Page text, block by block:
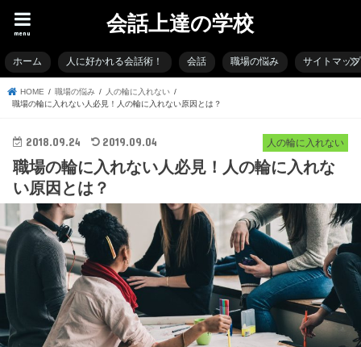
会話上達の学校
menu
ホーム 人に好かれる会話術！ 会話 職場の悩み サイトマップ
HOME 職場の悩み
人の輪に入れない
職場の輪に入れない人必見！人の輪に入れない原因とは？
人の輪に入れない
2018.09.24 2019.09.04
職場の輪に入れない人必見！人の輪に入れな
い原因とは？